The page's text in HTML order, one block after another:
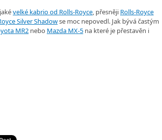
velké kabrio od Rolls-Royce, přesněji Rolls-Royce
Silver Shadowse moc nepovedl. Jak bývá častým
MR2 nebo Mazda MX-5 na které je přestavěn i